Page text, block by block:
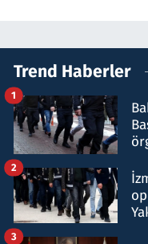
Trend Haberler
1
2
3